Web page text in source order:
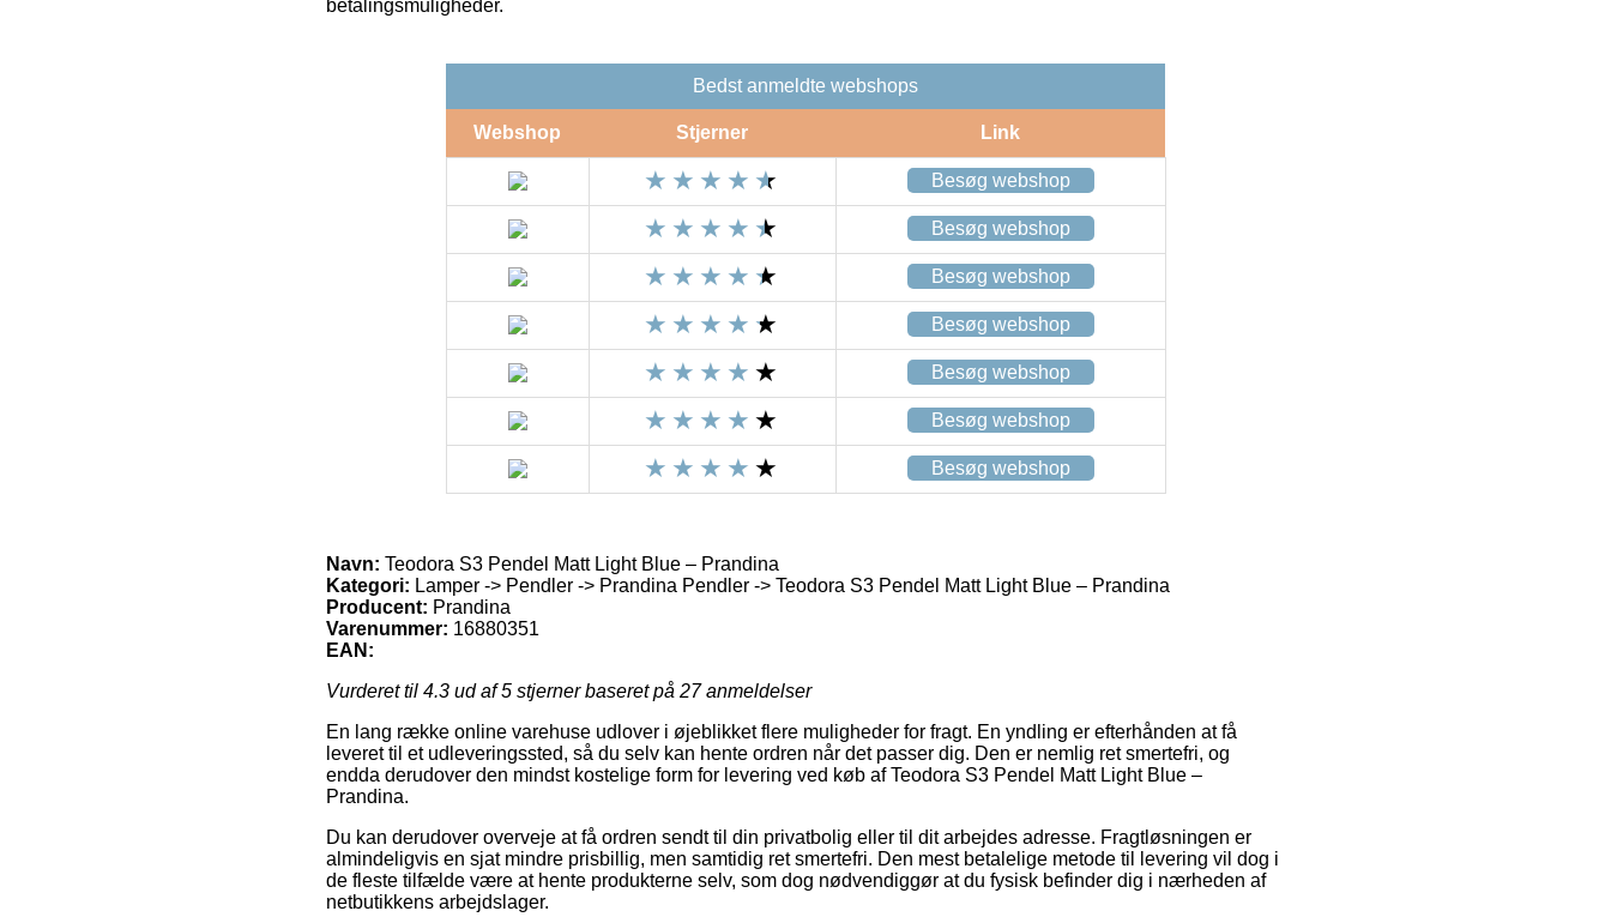
betalingsmuligheder.
Bedst anmeldte webshops
Webshop Stjerner Link
Besøg webshop
Besøg webshop
Besøg webshop
Besøg webshop
Besøg webshop
Besøg webshop
Besøg webshop
Navn: Teodora S3 Pendel Matt Light Blue – Prandina
Kategori: Lamper -> Pendler -> Prandina Pendler -> Teodora S3 Pendel Matt Light Blue – Prandina
Producent: Prandina
Varenummer: 16880351
EAN:
Vurderet til 4.3 ud af 5 stjerner baseret på 27anmeldelser
En lang række online varehuse udlover i øjeblikket flere muligheder for fragt. En yndling er efterhånden at få
leveret til et udleveringssted, så du selv kan hente ordren når det passer dig. Den er nemlig ret smertefri, og
endda derudover den mindst kostelige form for levering ved køb af Teodora S3 Pendel Matt Light Blue –
Prandina.
Du kan derudover overveje at få ordren sendt til din privatbolig eller til dit arbejdes adresse. Fragtløsningen er
almindeligvis en sjat mindre prisbillig, men samtidig ret smertefri. Den mest betalelige metode til levering vil dog i
de fleste tilfælde være at hente produkterne selv, som dog nødvendiggør at du fysisk befinder dig i nærheden af
netbutikkens arbejdslager.